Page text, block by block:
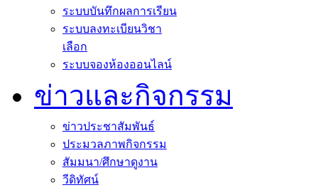
ระบบบันทึกผลการเรียน
ระบบลงทะเบียนวิชา
เลือก
ระบบจองห้องออนไลน์
ข่าวและกิจกรรม
ข่าวประชาสัมพันธ์
ประมวลภาพกิจกรรม
สัมมนา/ศึกษาดูงาน
วีดิทัศน์